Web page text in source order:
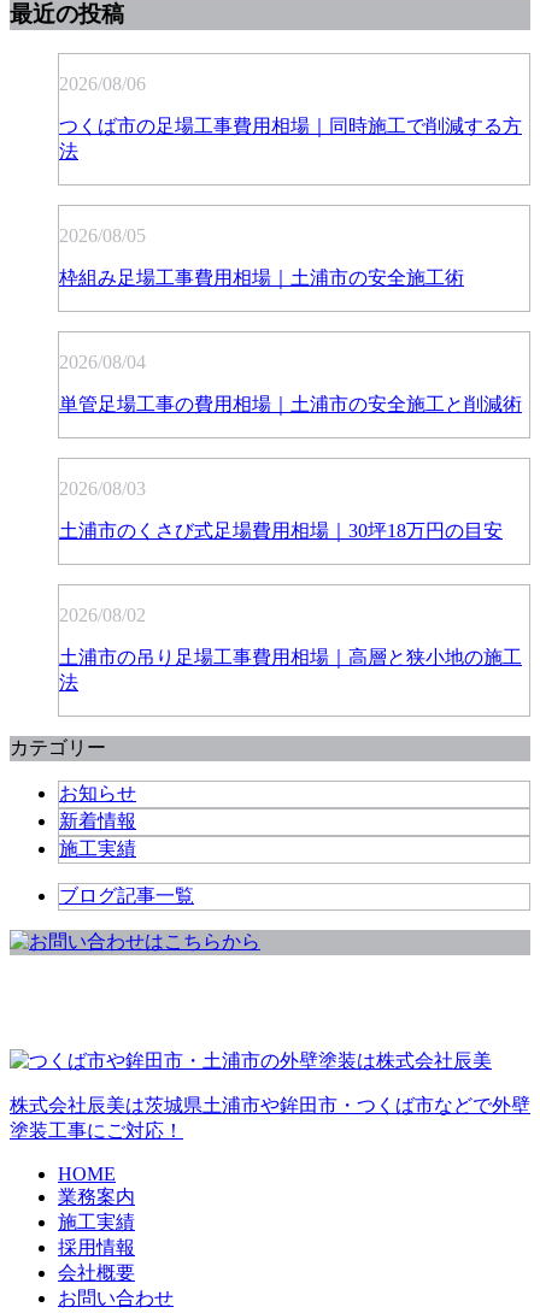
最近の投稿
2026/08/06
つくば市の足場工事費用相場｜同時施工で削減する方
法
2026/08/05
枠組み足場工事費用相場｜土浦市の安全施工術
2026/08/04
単管足場工事の費用相場｜土浦市の安全施工と削減術
2026/08/03
土浦市のくさび式足場費用相場｜30坪18万円の目安
2026/08/02
土浦市の吊り足場工事費用相場｜高層と狭小地の施工
法
カテゴリー
お知らせ
新着情報
施工実績
ブログ記事一覧
株式会社辰美は茨城県土浦市や鉾田市・つくば市などで外壁
塗装工事にご対応！
HOME
業務案内
施工実績
採用情報
会社概要
お問い合わせ